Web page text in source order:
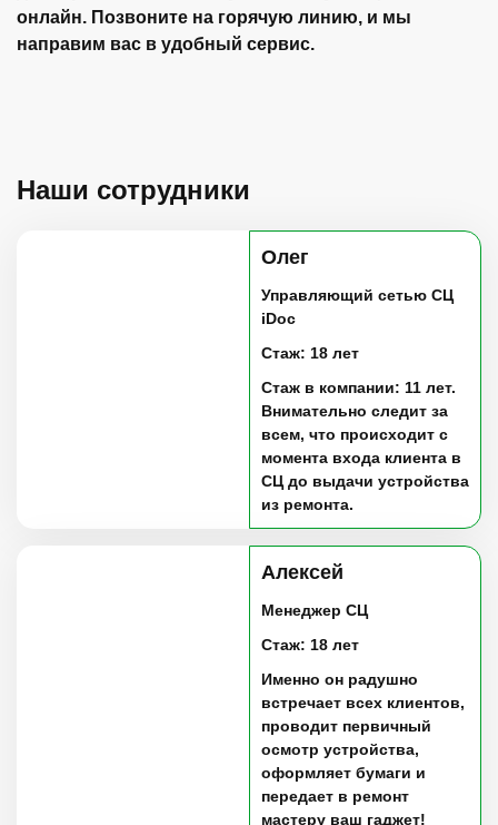
онлайн. Позвоните на горячую линию, и мы
направим вас в удобный сервис.
Наши сотрудники
Олег
Управляющий сетью СЦ
iDoc
Стаж: 18 лет
Стаж в компании: 11 лет.
Внимательно следит за
всем, что происходит с
момента входа клиента в
СЦ до выдачи устройства
из ремонта.
Алексей
Менеджер СЦ
Стаж: 18 лет
Именно он радушно
встречает всех клиентов,
проводит первичный
осмотр устройства,
оформляет бумаги и
передает в ремонт
мастеру ваш гаджет!